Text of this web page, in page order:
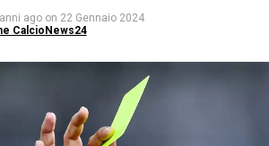
ago on 22 Gennaio 2024
CalcioNews24